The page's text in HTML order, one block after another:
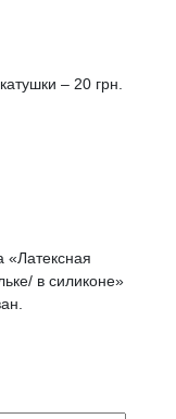
– 20 грн.
«Латексная
в силиконе»